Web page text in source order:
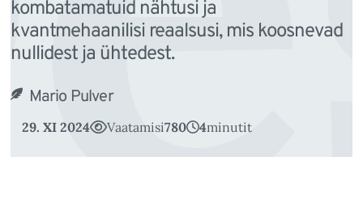
kombatamatuid nähtusi ja
kvantmehaanilisi reaalsusi, mis koosnevad
nullidest ja ühtedest.
Mario Pulver
29. XI 2024 Vaatamisi780 4minutit